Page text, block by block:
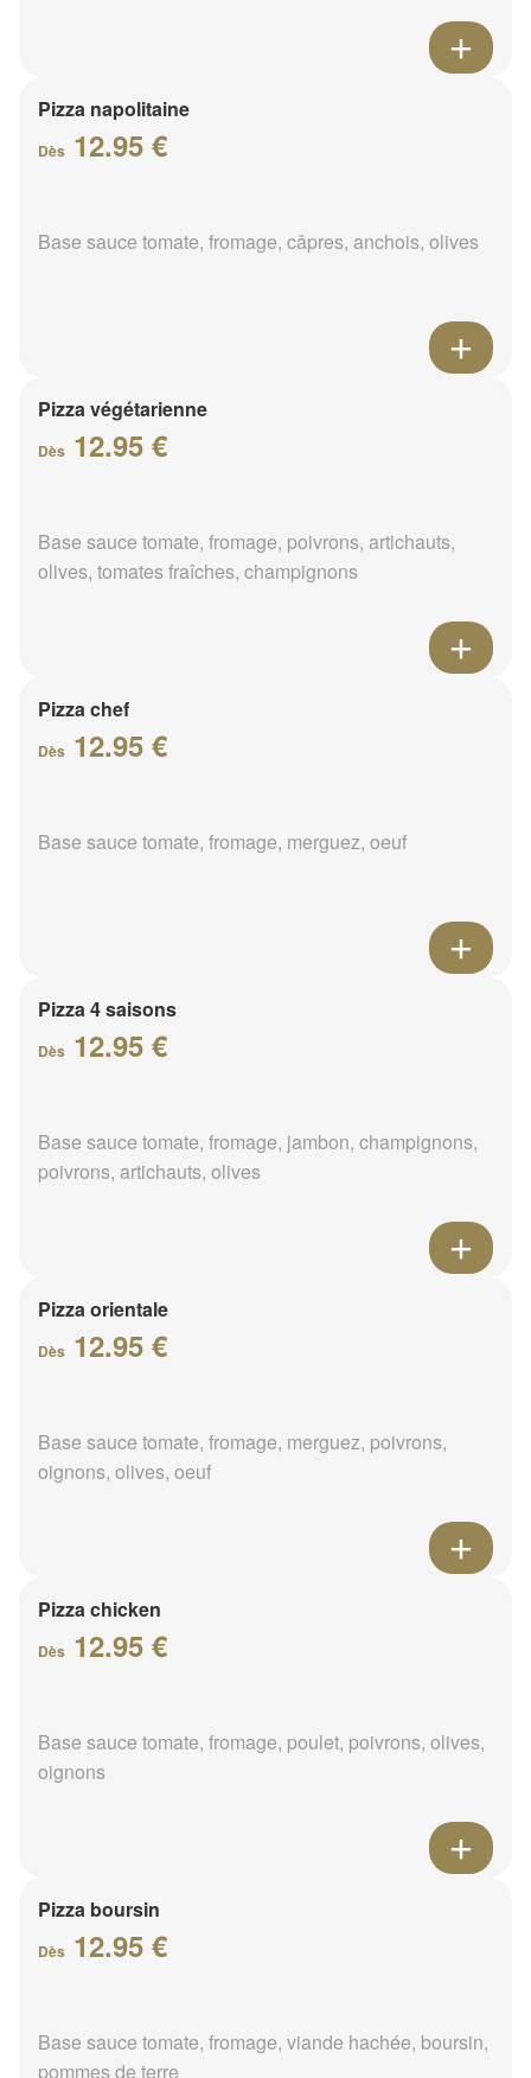
Pizza napolitaine
Dès 12.95 €
Base sauce tomate, fromage, câpres, anchois, olives
Pizza végétarienne
Dès 12.95 €
Base sauce tomate, fromage, poivrons, artichauts,
olives, tomates fraîches, champignons
Pizza chef
Dès 12.95 €
Base sauce tomate, fromage, merguez, oeuf
Pizza 4 saisons
Dès 12.95 €
Base sauce tomate, fromage, jambon, champignons,
poivrons, artichauts, olives
Pizza orientale
Dès 12.95 €
Base sauce tomate, fromage, merguez, poivrons,
oignons, olives, oeuf
Pizza chicken
Dès 12.95 €
Base sauce tomate, fromage, poulet, poivrons, olives,
oignons
Pizza boursin
Dès 12.95 €
Base sauce tomate, fromage, viande hachée, boursin,
pommes de terre